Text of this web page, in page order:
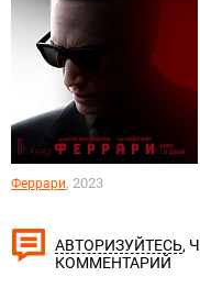
Феррари, 2023
АВТОРИЗУЙТЕСЬ,
КОММЕНТАРИЙ